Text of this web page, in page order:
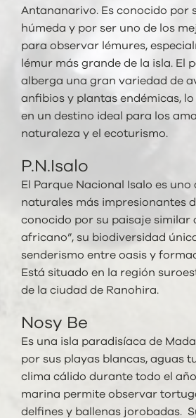
Antananarivo. Es conocido por
húmeda y por ser uno de los
para observar lémures,
lémur más grande de la isla. El
alberga una gran variedad de
anfibios y plantas endémicas,
en un destino ideal para los
naturaleza y el ecoturismo.
P.N.Isalo
El Parque Nacional Isalo es uno
naturales más impresionantes
conocido por su paisaje similar
africano”, su biodiversidad
senderismo entre oasis y
Está situado en la región
de la ciudad de Ranohira.
Nosy Be
Es una isla paradisíaca de
por sus playas blancas, aguas
clima cálido durante todo el
marina permite observar
delfines y ballenas jorobadas.